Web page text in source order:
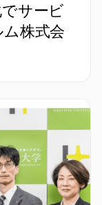
サービ
株式会